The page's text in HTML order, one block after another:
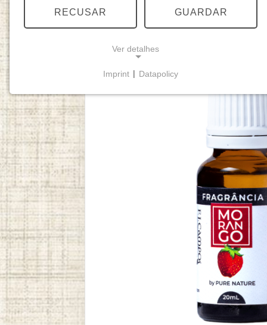
PURE NATURE
RECUSAR GUARDAR
Ver detalhes
Cookies necessários
básicas e são essenciais para o funcionamento
adequado do website.
Cookie Consent
Name:
cookie_consent
Purpose:
Este cookie armazena as opções
de consentimento selecionadas
pelo utilizador.
Cookie
duration:
1 year
Imprint | Datapolicy